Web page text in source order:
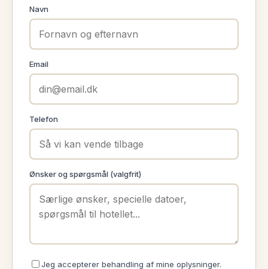
Navn
Email
Telefon
Ønsker og spørgsmål (valgfrit)
Jeg accepterer behandling af mine oplysninger.